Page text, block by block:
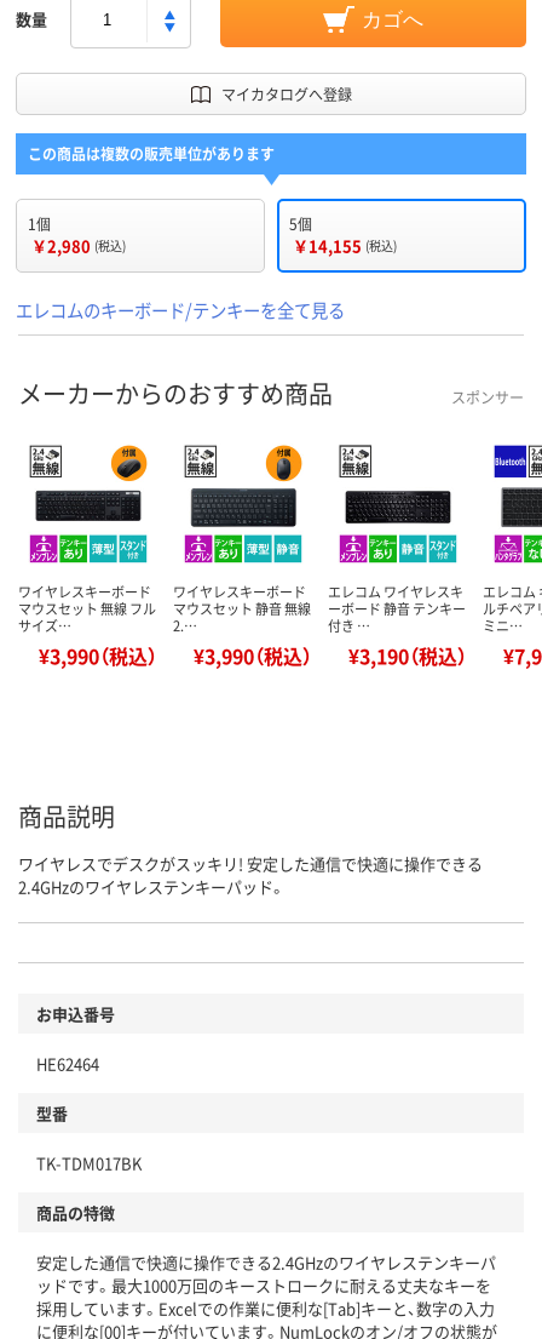
数量 カゴへ
マイカタログへ登録
この商品は複数の販売単位があります
1個
￥2,980 (税込)
5個
￥14,155 (税込)
エレコムのキーボード/テンキーを全て見る
メーカーからのおすすめ商品 スポンサー
ワイヤレスキーボード
マウスセット 無線 フル
サイズ…
¥3,990（税込）
ワイヤレスキーボード
マウスセット 静音 無線
2.…
¥3,990（税込）
エレコム ワイヤレスキ
ーボード 静音 テンキー
付き …
¥3,190（税込）
エレコム
ルチペア
ミニ…
商品説明
ワイヤレスでデスクがスッキリ! 安定した通信で快適に操作できる
2.4GHzのワイヤレステンキーパッド。
お申込番号
HE62464
型番
TK-TDM017BK
商品の特徴
安定した通信で快適に操作できる2.4GHzのワイヤレステンキーパ
ッドです。最大1000万回のキーストロークに耐える丈夫なキーを
採用しています。Excelでの作業に便利な[Tab]キーと、数字の入力
に便利な[00]キーが付いています。NumLockのオン/オフの状態が